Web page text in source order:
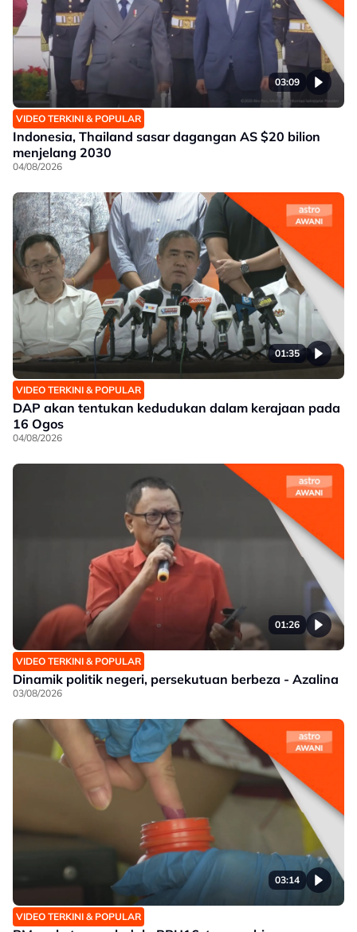
03:09
VIDEO TERKINI & POPULAR
Indonesia, Thailand sasar dagangan AS $20 bilion
menjelang 2030
04/08/2026
01:35
VIDEO TERKINI & POPULAR
DAP akan tentukan kedudukan dalam kerajaan pada
16 Ogos
04/08/2026
01:26
VIDEO TERKINI & POPULAR
Dinamik politik negeri, persekutuan berbeza - Azalina
03/08/2026
03:14
VIDEO TERKINI & POPULAR